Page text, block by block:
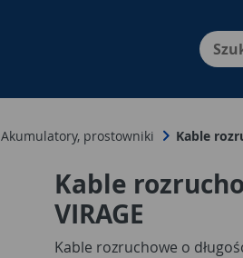
Menu Produktów,
Akumulatory, prostowniki Kable
Kable
VIRAGE
Kable rozruchowe o